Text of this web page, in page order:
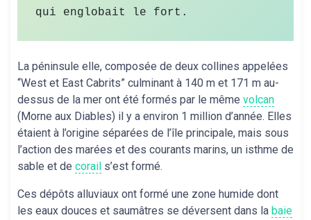
qui englobait le fort.
La péninsule elle, composée de deux collines appelées
“West et East Cabrits” culminant à 140 m et 171 m au-
dessus de la mer ont été formés par le même volcan
(Morne aux Diables) il y a environ 1 million d’année. Elles
étaient à l’origine séparées de l’île principale, mais sous
l’action des marées et des courants marins, un isthme de
sable et de corail s’est formé.
Ces dépôts alluviaux ont formé une zone humide dont
les eaux douces et saumâtres se déversent dans la baie